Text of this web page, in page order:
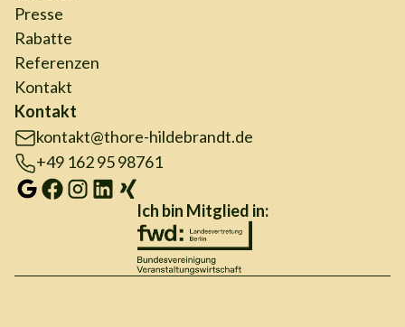
Presse
Rabatte
Referenzen
Kontakt
Kontakt
kontakt@thore-hildebrandt.de
+49 162 95 98761
Ich bin Mitglied in: